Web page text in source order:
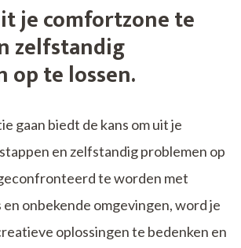
je comfortzone te
zelfstandig
op te lossen.
gaan biedt de kans om uit je
en zelfstandig problemen op
te worden met
onbekende omgevingen, word je
oplossingen te bedenken en